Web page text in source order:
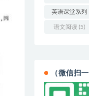
(108)
英语课堂系列
(3)
语文阅读 (5)
（微信扫